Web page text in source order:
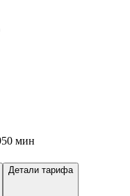
мин
Детали тарифа